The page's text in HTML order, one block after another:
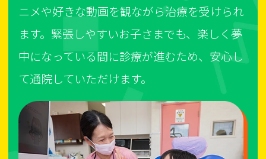
ニメや好きな動画を観ながら治療を受けられ
ます。緊張しやすいお子さまでも、楽しく夢
中になっている間に診療が進むため、安心し
て通院していただけます。